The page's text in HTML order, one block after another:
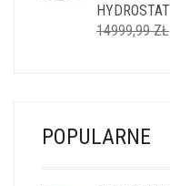
HYDROSTAT
14999,99ZŁ
POPULARNE